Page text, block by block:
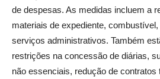
de despesas. As medidas incluem a
materiais de expediente,
serviços administrativos. Também
restrições na concessão de diárias,
não essenciais, redução de